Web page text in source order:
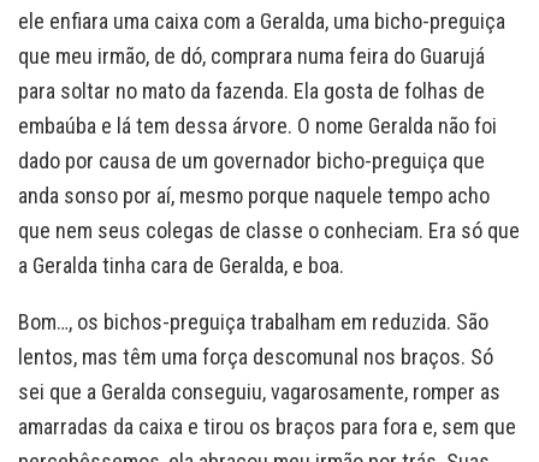
ele enfiara uma caixa com a Geralda, uma bicho-preguiça
que meu irmão, de dó, comprara numa feira do Guarujá
para soltar no mato da fazenda. Ela gosta de folhas de
embaúba e lá tem dessa árvore. O nome Geralda não foi
dado por causa de um governador bicho-preguiça que
anda sonso por aí, mesmo porque naquele tempo acho
que nem seus colegas de classe o conheciam. Era só que
a Geralda tinha cara de Geralda, e boa.
Bom…, os bichos-preguiça trabalham em reduzida. São
lentos, mas têm uma força descomunal nos braços. Só
sei que a Geralda conseguiu, vagarosamente, romper as
amarradas da caixa e tirou os braços para fora e, sem que